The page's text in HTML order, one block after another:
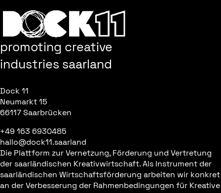
promoting creative
industries saarland
Dock 11
Neumarkt 15
66117 Saarbrücken
+49 163 6930485
hallo@dock11.saarland
Die Plattform zur Vernetzung, Förderung und Vertretung
der saarländischen Kreativwirtschaft. Als Instrument der
saarländischen Wirtschaftsförderung arbeiten wir konkret
an der Verbesserung der Rahmenbedingungen für Kreative